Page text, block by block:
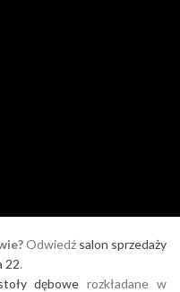
Odwiedźsalon sprzedaży
22.
dębowe rozkładane w